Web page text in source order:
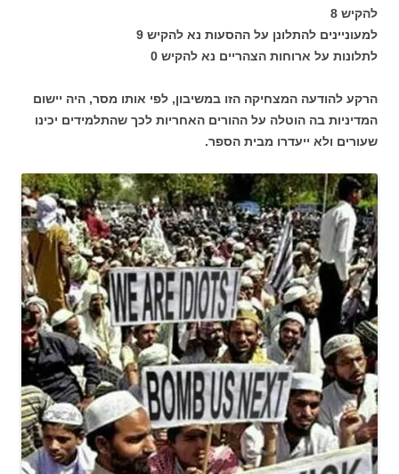
להקיש 8
למעוניינים להתלונן על ההסעות נא להקיש 9
לתלונות על ארוחות הצהריים נא להקיש 0
הרקע להודעה המצחיקה הזו במשיבון, לפי אותו מסר, היה יישום
המדיניות בה הוטלה על ההורים האחריות לכך שהתלמידים יכינו
שעורים ולא ייעדרו מבית הספר.